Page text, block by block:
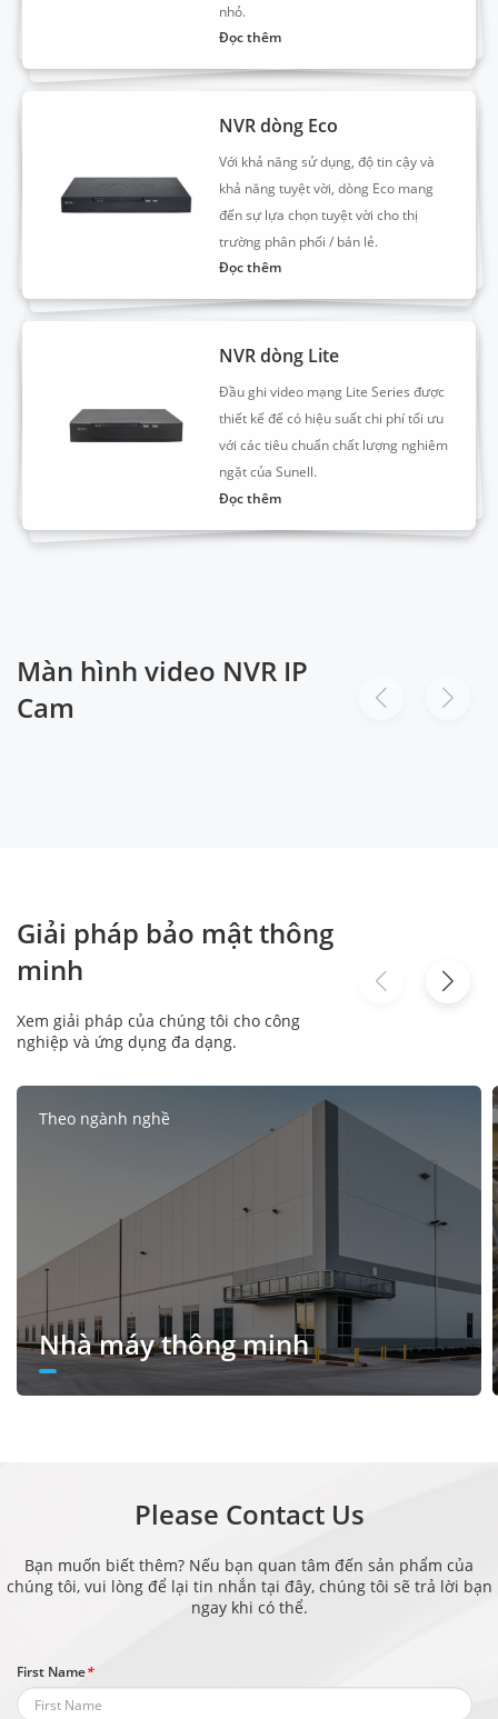
nhỏ.
Đọc thêm
NVR dòng Eco
Với khả năng sử dụng, độ tin cậy và
khả năng tuyệt vời, dòng Eco mang
đến sự lựa chọn tuyệt vời cho thị
trường phân phối / bán lẻ.
Đọc thêm
NVR dòng Lite
Đầu ghi video mạng Lite Series được
thiết kế để có hiệu suất chi phí tối ưu
với các tiêu chuẩn chất lượng nghiêm
ngặt của Sunell.
Đọc thêm
Màn hình video NVR IP
Cam
Giải pháp bảo mật thông
minh
Xem giải pháp của chúng tôi cho công
nghiệp và ứng dụng đa dạng.
Theo ngành nghề
Nhà máy thông minh
Please Contact Us
Bạn muốn biết thêm? Nếu bạn quan tâm đến sản phẩm của
chúng tôi, vui lòng để lại tin nhắn tại đây, chúng tôi sẽ trả lời bạn
ngay khi có thể.
First Name*